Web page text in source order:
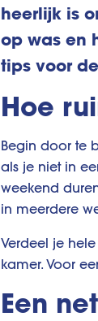
heerlijk is
op was en
tips voor
Hoe
Begin door te
als je niet in
weekend
in meerdere
Verdeel je
kamer. Voor
Een